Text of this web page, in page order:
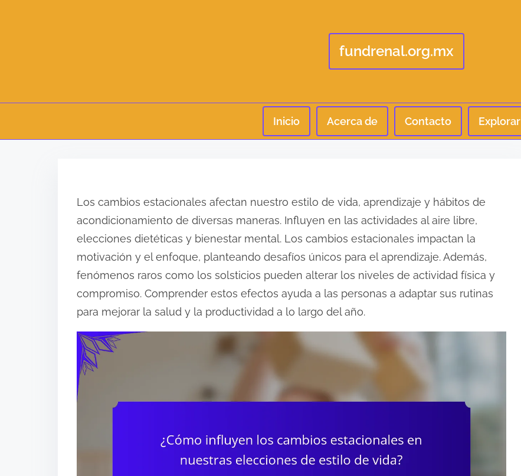
fundrenal.org.mx
Inicio Acerca de Contacto Explorar
Los cambios estacionales afectan nuestro estilo de vida, aprendizaje y hábitos de
acondicionamiento de diversas maneras. Influyen en las actividades al aire libre,
elecciones dietéticas y bienestar mental. Los cambios estacionales impactan la
motivación y el enfoque, planteando desafíos únicos para el aprendizaje. Además,
fenómenos raros como los solsticios pueden alterar los niveles de actividad física y
compromiso. Comprender estos efectos ayuda a las personas a adaptar sus rutinas
para mejorar la salud y la productividad a lo largo del año.